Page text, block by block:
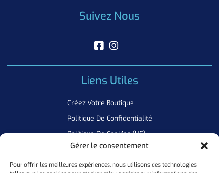
Gérer le consentement
Pour offrir les meilleures expériences, nous utilisons des technologies
Suivez Nous
Liens Utiles
Créez Votre Boutique
Politique De Confidentialité
Politique De Cookies (UE)